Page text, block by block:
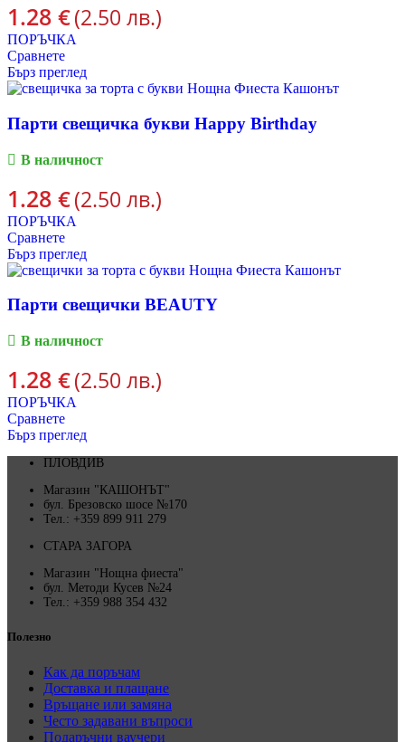
1.28 €(2.50 лв.)
ПОРЪЧКА
Сравнете
Бърз преглед
Парти свещичка букви Happy Birthday
В наличност
1.28 €(2.50 лв.)
ПОРЪЧКА
Сравнете
Бърз преглед
Парти свещички BEAUTY
В наличност
1.28 €(2.50 лв.)
ПОРЪЧКА
Сравнете
Бърз преглед
ПЛОВДИВ
Магазин "КАШОНЪТ"
бул. Брезовско шосе №170
Тел.: +359 899 911 279
СТАРА ЗАГОРА
Магазин "Нощна фиеста"
бул. Методи Кусев №24
Тел.: +359 988 354 432
Полезно
Как да поръчам
Доставка и плащане
Връщане или замяна
Често задавани въпроси
Подаръчни ваучери